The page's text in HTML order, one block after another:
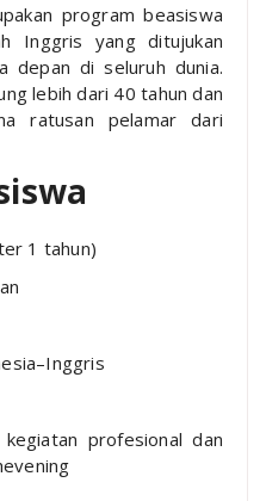
program beasiswa
Inggris yang ditujukan
depan di seluruh dunia.
lebih dari 40 tahun dan
ratusan pelamar dari
1 tahun)
profesional dan